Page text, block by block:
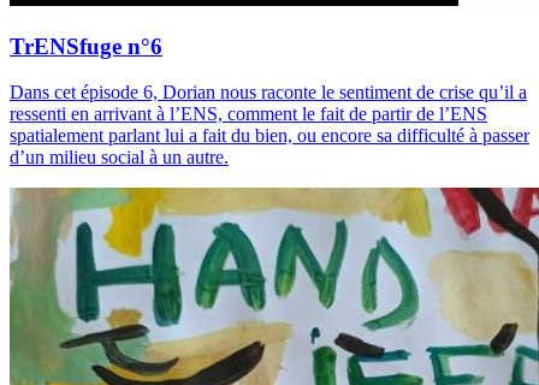
TrENSfuge n°6
Dans cet épisode 6, Dorian nous raconte le sentiment de crise qu’il a
ressenti en arrivant à l’ENS, comment le fait de partir de l’ENS
spatialement parlant lui a fait du bien, ou encore sa difficulté à passer
d’un milieu social à un autre.